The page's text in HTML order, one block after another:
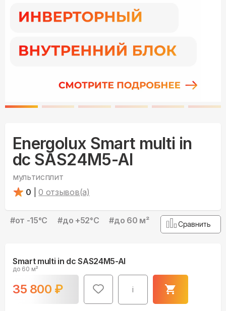
Energolux Smart multi in
dc SAS24M5-AI
мультисплит
0
0 отзывов(а)
#от -15°С #до +52°С #до 60 м² Сравнить
Smart multi in dc SAS24M5-AI
до 60 м²
35 800 ₽ i